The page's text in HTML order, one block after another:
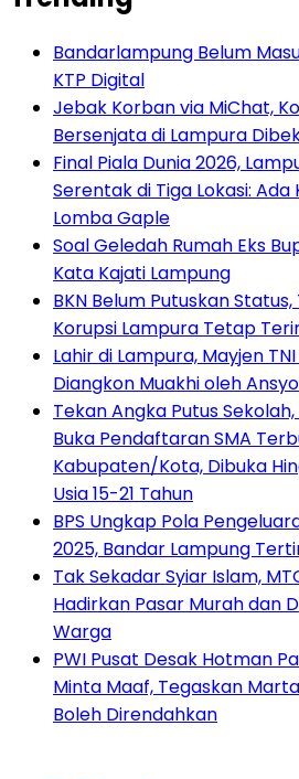
Bandarlampung Belum
KTP Digital
Jebak Korban via MiChat,
Bersenjata di Lampura
Final Piala Dunia 2026,
Serentak di Tiga Lokasi:
Lomba Gaple
Soal Geledah Rumah Eks
Kata Kajati Lampung
BKN Belum Putuskan
Korupsi Lampura Tetap
Lahir di Lampura, Mayjen
Diangkon Muakhi oleh
Tekan Angka Putus
Buka Pendaftaran SMA
Kabupaten/Kota, Dibuka
Usia 15-21 Tahun
BPS Ungkap Pola
2025, Bandar Lampung
Tak Sekadar Syiar Islam,
Hadirkan Pasar Murah dan
Warga
PWI Pusat Desak Hotman
Minta Maaf, Tegaskan
Boleh Direndahkan